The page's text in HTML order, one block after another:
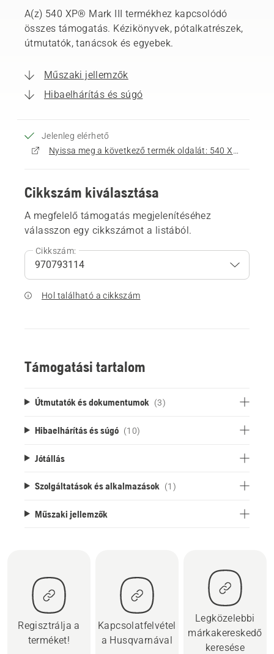
A(z) 540 XP® Mark III termékhez kapcsolódó
összes támogatás. Kézikönyvek, pótalkatrészek,
útmutatók, tanácsok és egyebek.
Műszaki jellemzők
Hibaelhárítás és súgó
Jelenleg elérhető
Nyissa meg a következő termék oldalát: 540 XP® Mark III
Cikkszám kiválasztása
A megfelelő támogatás megjelenítéséhez
válasszon egy cikkszámot a listából.
Cikkszám:
Hol található a cikkszám
Támogatási tartalom
Útmutatók és dokumentumok (3)
Hibaelhárítás és súgó (10)
Jótállás
Szolgáltatások és alkalmazások (1)
Műszaki jellemzők
Regisztrálja a
terméket!
Kapcsolatfelvétel
a Husqvarnával
Legközelebbi
márkakereskedő
keresése